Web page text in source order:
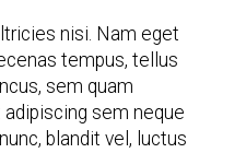
nisi. Nam eget
tempus, tellus
sem quam
sem neque
blandit vel, luctus